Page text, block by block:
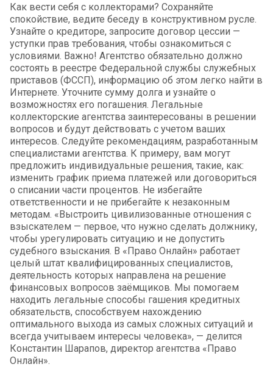
Как вести себя с коллекторами? Сохраняйте
спокойствие, ведите беседу в конструктивном русле.
Узнайте о кредиторе, запросите договор цессии —
уступки прав требования, чтобы ознакомиться с
условиями. Важно! Агентство обязательно должно
состоять в реестре Федеральной службы служебных
приставов (ФССП), информацию об этом легко найти в
Интернете. Уточните сумму долга и узнайте о
возможностях его погашения. Легальные
коллекторские агентства заинтересованы в решении
вопросов и будут действовать с учетом ваших
интересов. Следуйте рекомендациям, разработанным
специалистами агентства. К примеру, вам могут
предложить индивидуальные решения, такие, как:
изменить график приема платежей или договориться
о списании части процентов. Не избегайте
ответственности и не прибегайте к незаконным
методам. «Выстроить цивилизованные отношения с
взыскателем — первое, что нужно сделать должнику,
чтобы урегулировать ситуацию и не допустить
судебного взыскания. В «Право Онлайн» работает
целый штат квалифицированных специалистов,
деятельность которых направлена на решение
финансовых вопросов заёмщиков. Мы помогаем
находить легальные способы гашения кредитных
обязательств, способствуем нахождению
оптимального выхода из самых сложных ситуаций и
всегда учитываем интересы человека», — делится
Константин Шарапов, директор агентства «Право
Онлайн».